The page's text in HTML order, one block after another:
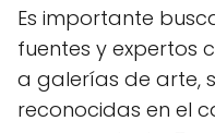
Es importante
fuentes y expertos
a galerías de arte,
reconocidas en el